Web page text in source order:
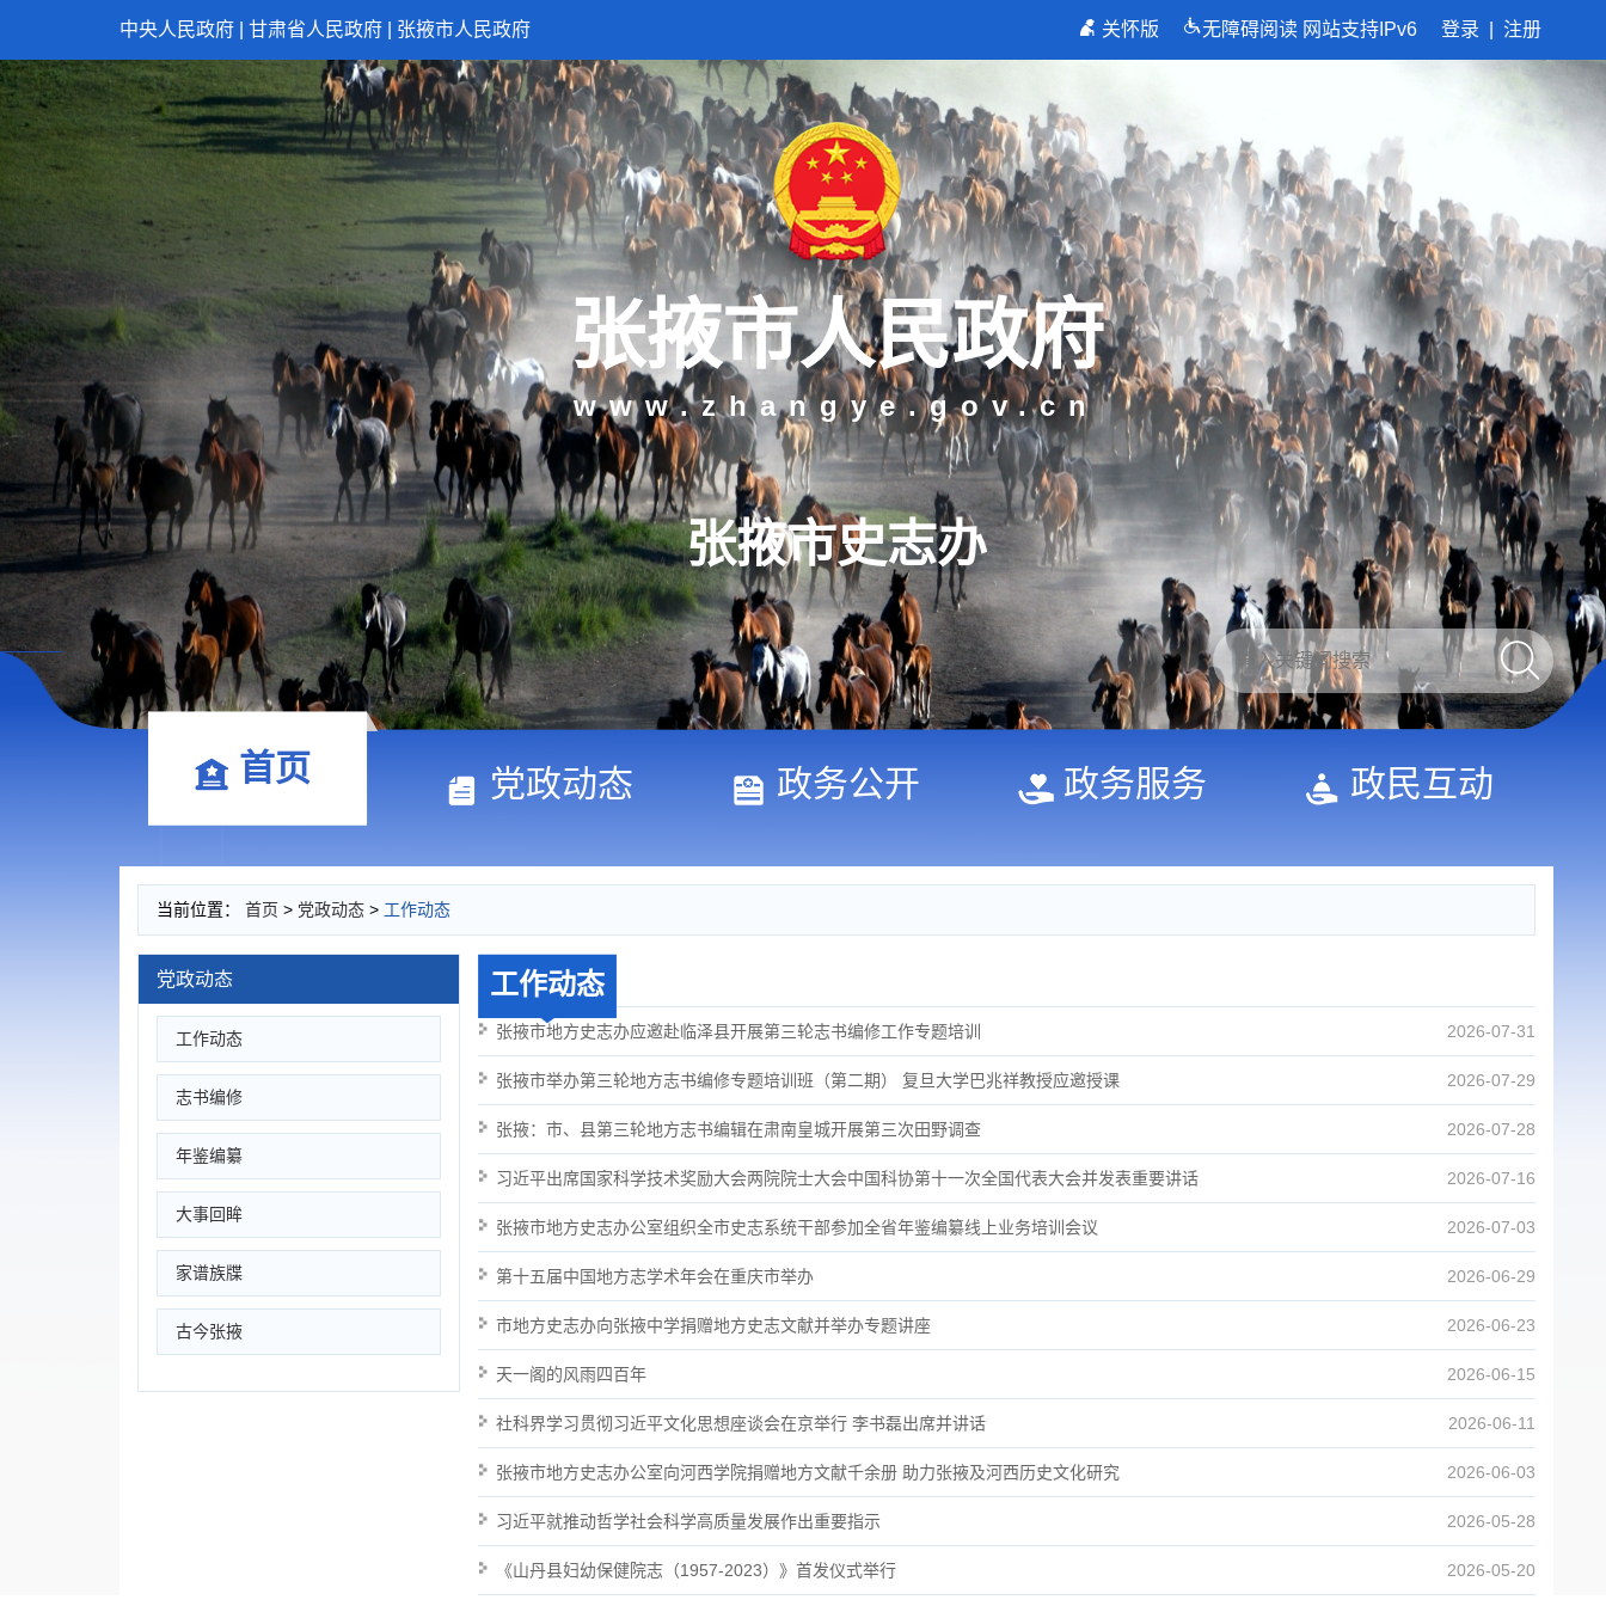
中央人民政府 甘肃省人民政府 张掖市人民政府 关怀版 无障碍阅读 网站支持IPv6 登录 注册
张掖市人民政府
www.zhangye.gov.cn
张掖市史志办
首页 党政动态 政务公开 政务服务 政民互动
当前位置： 首页 > 党政动态 > 工作动态
党政动态
工作动态
志书编修
年鉴编纂
大事回眸
家谱族牒
古今张掖
工作动态
张掖市地方史志办应邀赴临泽县开展第三轮志书编修工作专题培训 2026-07-31
张掖市举办第三轮地方志书编修专题培训班（第二期） 复旦大学巴兆祥教授应邀授课 2026-07-29
张掖：市、县第三轮地方志书编辑在肃南皇城开展第三次田野调查 2026-07-28
习近平出席国家科学技术奖励大会两院院士大会中国科协第十一次全国代表大会并发表重要讲话 2026-07-16
张掖市地方史志办公室组织全市史志系统干部参加全省年鉴编纂线上业务培训会议 2026-07-03
第十五届中国地方志学术年会在重庆市举办 2026-06-29
市地方史志办向张掖中学捐赠地方史志文献并举办专题讲座 2026-06-23
天一阁的风雨四百年 2026-06-15
社科界学习贯彻习近平文化思想座谈会在京举行 李书磊出席并讲话 2026-06-11
张掖市地方史志办公室向河西学院捐赠地方文献千余册 助力张掖及河西历史文化研究 2026-06-03
习近平就推动哲学社会科学高质量发展作出重要指示 2026-05-28
《山丹县妇幼保健院志（1957-2023）》首发仪式举行 2026-05-20